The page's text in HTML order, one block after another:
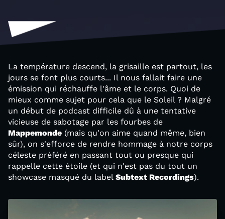
La température descend, la grisaille est partout, les
jours se font plus courts... Il nous fallait faire une
émission qui réchauffe l'âme et le corps. Quoi de
mieux comme sujet pour cela que le Soleil ? Malgré
un début de podcast difficile dû à une tentative
vicieuse de sabotage par les fourbes de
Mappemonde (mais qu'on aime quand même, bien
sûr), on s'efforce de rendre hommage à notre corps
céleste préféré en passant tout ou presque qui
rappelle cette étoile (et qui n'est pas du tout un
showcase masqué du label Subtext Recordings).